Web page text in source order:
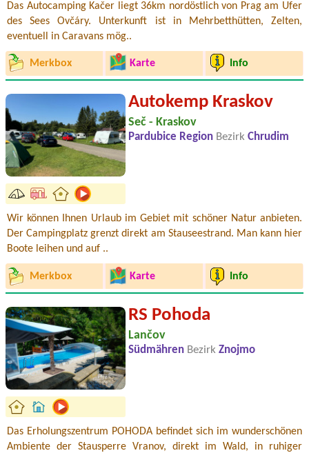
Das Autocamping Kačer liegt 36km nordöstlich von Prag am Ufer
des Sees Ovčáry. Unterkunft ist in Mehrbetthütten, Zelten,
eventuell in Caravans mög..
Merkbox Karte Info
Autokemp Kraskov
Seč - Kraskov
Pardubice Region Bezirk Chrudim
Wir können Ihnen Urlaub im Gebiet mit schöner Natur anbieten.
Der Campingplatz grenzt direkt am Stauseestrand. Man kann hier
Boote leihen und auf ..
Merkbox Karte Info
RS Pohoda
Lančov
Südmähren Bezirk Znojmo
Das Erholungszentrum POHODA befindet sich im wunderschönen
Ambiente der Stausperre Vranov, direkt im Wald, in ruhiger